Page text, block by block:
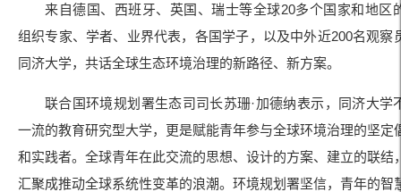
来自德国、西班牙、英国、瑞士等全球20多个国家和地区
组织专家、学者、业界代表，各国学子，以及中外近200名观察
同济大学，共话全球生态环境治理的新路径、新方案。
联合国环境规划署生态司司长苏珊·加德纳表示，同济大学
一流的教育研究型大学，更是赋能青年参与全球环境治理的坚定
和实践者。全球青年在此交流的思想、设计的方案、建立的联结
汇聚成推动全球系统性变革的浪潮。环境规划署坚信，青年的智